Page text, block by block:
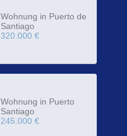
Wohnung in Puerto de
Santiago
320.000 €
Wohnung in Puerto
Santiago
245.000 €